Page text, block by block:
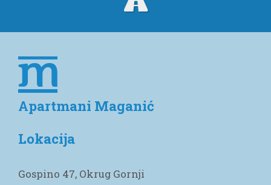
Apartmani Maganić
Lokacija
Gospino 47, Okrug Gornji